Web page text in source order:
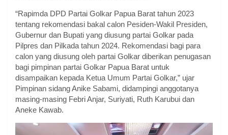
“Rapimda DPD Partai Golkar Papua Barat tahun 2023
tentang rekomendasi bakal calon Pesiden-Wakil Presiden,
Gubernur dan Bupati yang diusung partai Golkar pada
Pilpres dan Pilkada tahun 2024. Rekomendasi bagi para
calon yang diusung oleh partai Golkar diberikan penugasan
bagi pimpinan partai Golkar Papua Barat untuk
disampaikan kepada Ketua Umum Partai Golkar,” ujar
Pimpinan sidang Anike Sabami, didampingi anggotanya
masing-masing Febri Anjar, Suriyati, Ruth Karubui dan
Aneke Kawab.